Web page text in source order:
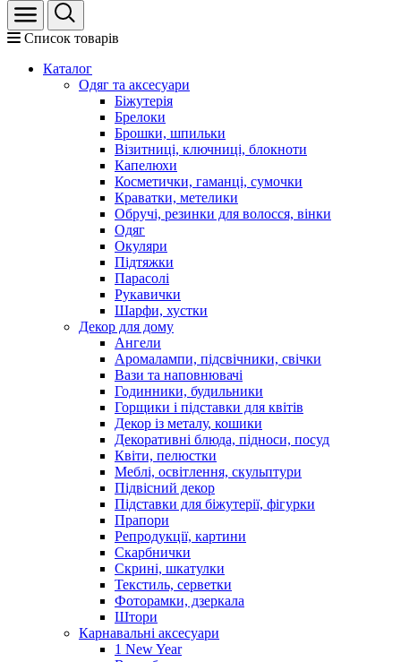
Список товарів
Каталог
Oдяг та аксесуари
Біжутерія
Брелоки
Брошки, шпильки
Візитниці, ключниці, блокноти
Капелюхи
Косметички, гаманці, сумочки
Краватки, метелики
Обручі, резинки для волосся, вінки
Одяг
Окуляри
Підтяжки
Парасолі
Рукавички
Шарфи, хустки
Декор для дому
Ангели
Аромалампи, підсвічники, свічки
Вази та наповнювачі
Годинники, будильники
Горщики і підставки для квітів
Декор із металу, кошики
Декоративні блюда, підноси, посуд
Квіти, пелюстки
Меблі, освітлення, скульптури
Підвісний декор
Підставки для біжутерії, фігурки
Прапори
Репродукції, картини
Скарбнички
Скрині, шкатулки
Текстиль, серветки
Фоторамки, дзеркала
Штори
Карнавальні аксесуари
1 New Year